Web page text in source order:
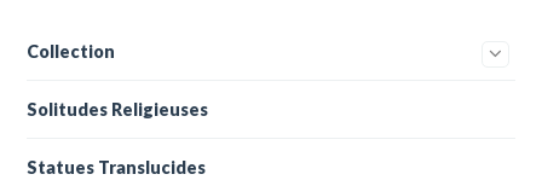
Collection
Solitudes Religieuses
Statues Translucides